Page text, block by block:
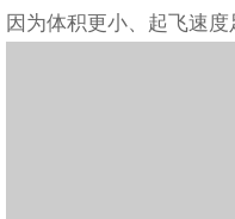
因为体积更小、起飞速度